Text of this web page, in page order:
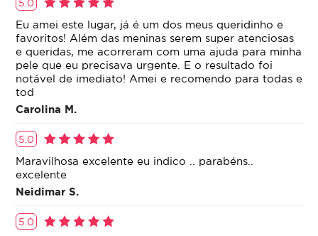
5.0
Eu amei este lugar, já é um dos meus queridinho e
favoritos! Além das meninas serem super atenciosas
e queridas, me acorreram com uma ajuda para minha
pele que eu precisava urgente. E o resultado foi
notável de imediato! Amei e recomendo para todas e
tod
Carolina M.
5.0
Maravilhosa excelente eu indico .. parabéns..
excelente
Neidimar S.
5.0